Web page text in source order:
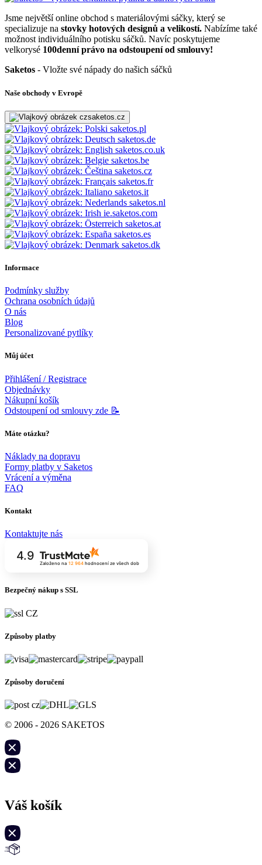
Jsme největší online obchod s materiálovými sáčky, který se
specializuje na stovky hotových designů a velikostí. Nabízíme také
možnost individuálního potisku sáčků. Navíc poskytujeme
velkorysé 100denní právo na odstoupení od smlouvy!
Saketos - Vložte své nápady do našich sáčků
Naše obchody v Evropě
saketos.cz
saketos.pl
saketos.de
saketos.co.uk
saketos.be
saketos.cz
saketos.fr
saketos.it
saketos.nl
ie.saketos.com
saketos.at
saketos.es
saketos.dk
Informace
Podmínky služby
Ochrana osobních údajů
O nás
Blog
Personalizované pytlíky
Můj účet
Přihlášení / Registrace
Objednávky
Nákupní košík
Odstoupení od smlouvy zde 📝
Máte otázku?
Náklady na dopravu
Formy platby v Saketos
Vrácení a výměna
FAQ
Kontakt
Kontaktujte nás
4.9
Založeno na 12 964hodnocení ze všech dob
Bezpečný nákup s SSL
Způsoby platby
Způsoby doručení
© 2006 - 2026 SAKETOS
Váš košík